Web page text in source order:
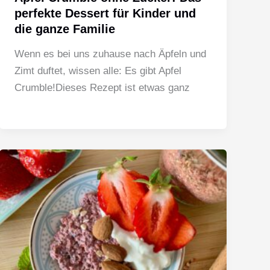
perfekte Dessert für Kinder und
die ganze Familie
Wenn es bei uns zuhause nach Äpfeln und
Zimt duftet, wissen alle: Es gibt Apfel
Crumble!Dieses Rezept ist etwas ganz